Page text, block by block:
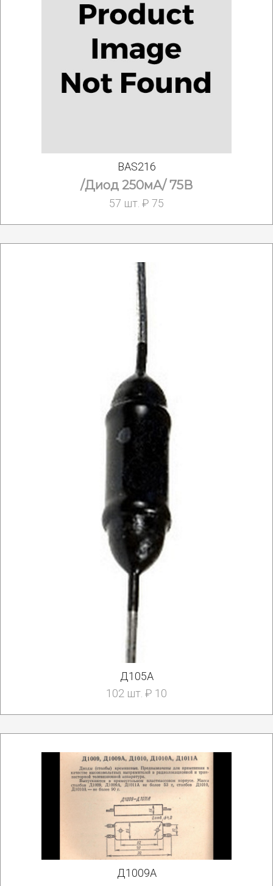
BAS216
/Диод 250мА/ 75В
57 шт. ₽ 75
Д105А
102 шт. ₽ 10
Д1009А